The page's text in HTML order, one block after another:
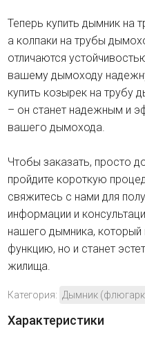
Теперь купить дымник на
а колпаки на трубы
отличаются
вашему дымоходу
купить козырек на трубу
– он станет надежным и
вашего дымохода.
Чтобы заказать, просто
пройдите короткую
свяжитесь с нами для
информации и
нашего дымника,
функцию, но и станет
жилища.
Категория: Дымник
Характеристики